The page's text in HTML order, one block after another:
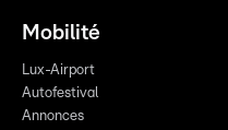
Mobilité
Lux-Airport
Autofestival
Annonces